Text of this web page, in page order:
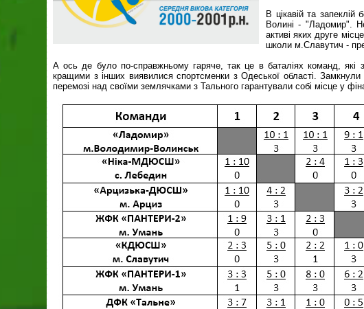
В цікавій та
Волині - "Ладомир".
активі яких друге
школи м.Славутич -
А ось де було по-справжньому гаряче, так це в баталіях команд, які
кращими з інших виявилися спортсменки з Одеської області.
перемозі над своїми землячками з Тального гарантували собі місце у